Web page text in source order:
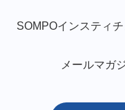
SOMPOインスティ
メールマガ